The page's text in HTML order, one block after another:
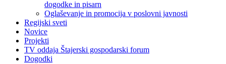
dogodke in pisarn
Oglaševanje in promocija v poslovni javnosti
Regijski sveti
Novice
Projekti
TV oddaja Štajerski gospodarski forum
Dogodki